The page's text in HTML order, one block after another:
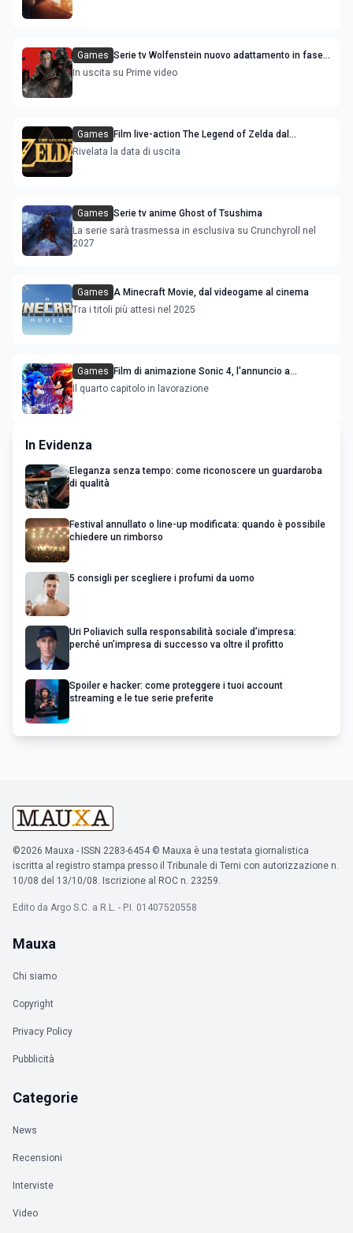
Games Serie tv Wolfenstein nuovo adattamento in fase
di produzione
In uscita su Prime video
Games
Film live-action The Legend of Zelda dal
videogame di Nintendo
Rivelata la data di uscita
Games Serie tv anime Ghost of Tsushima
La serie sarà trasmessa in esclusiva su Crunchyroll nel
2027
Games A Minecraft Movie, dal videogame al cinema
Tra i titoli più attesi nel 2025
Games
Film di animazione Sonic 4, l'annuncio a
sorpresa
Il quarto capitolo in lavorazione
In Evidenza
Eleganza senza tempo: come riconoscere un guardaroba
di qualità
Festival annullato o line-up modificata: quando è possibile
chiedere un rimborso
5 consigli per scegliere i profumi da uomo
Uri Poliavich sulla responsabilità sociale d’impresa:
perché un’impresa di successo va oltre il profitto
Spoiler e hacker: come proteggere i tuoi account
streaming e le tue serie preferite
©2026 Mauxa - ISSN 2283-6454 © Mauxa è una testata giornalistica
iscritta al registro stampa presso il Tribunale di Terni con autorizzazione n.
10/08 del 13/10/08. Iscrizione al ROC n. 23259.
Edito da Argo S.C. a R.L. - P.I. 01407520558
Mauxa
Chi siamo
Copyright
Privacy Policy
Pubblicità
Categorie
News
Recensioni
Interviste
Video